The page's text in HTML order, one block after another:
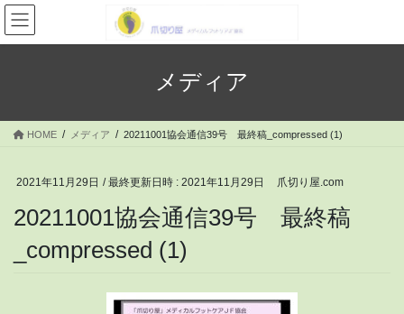
コ
ン
テ
ス
ナ
ビ
ゲ
ン
メディア
HOME メディア 20211001協会通信39号 最終稿_compressed (1)
2021年11月29日 / 最終更新日時 : 2021年11月29日 爪切り屋.com
20211001協会通信39号 最終稿
_compressed (1)